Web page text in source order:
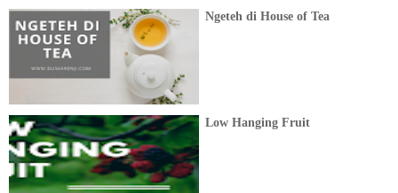
Ngeteh di House of Tea
Low Hanging Fruit